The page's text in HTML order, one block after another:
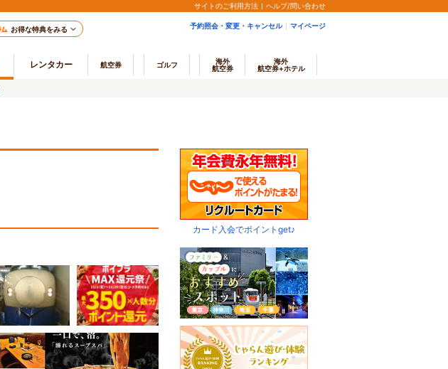
サイトのご利用方法 ヘルプ/問い合わせ
お得な特典をみる 予約照会・変更・キャンセル マイページ
レンタカー 航空券 ゴルフ
海外
航空券
海外
航空券+ホテル
カード入会でポイントget♪